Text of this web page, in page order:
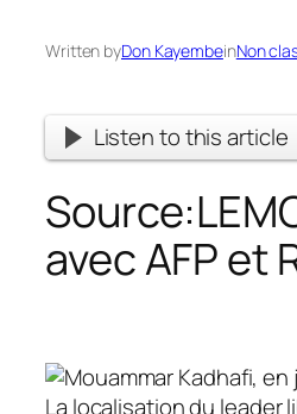
Written byDon KayembeinNon
Listen to this article
avec AFP et